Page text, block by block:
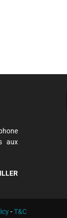
aux
-T&C